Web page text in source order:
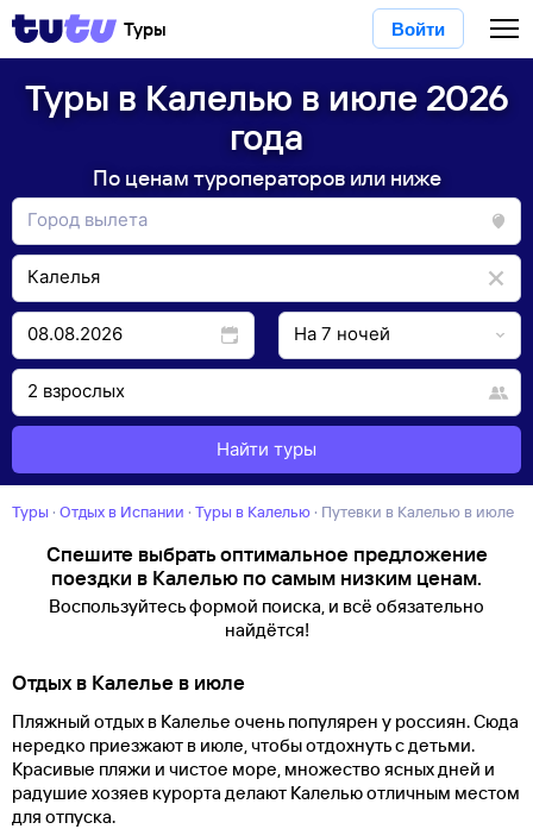
Туры Войти
Туры в Калелью в июле 2026
года
По ценам туроператоров или ниже
Найти туры
Туры · Отдых в Испании · Туры в Калелью · Путевки в Калелью в июле
Спешите выбрать оптимальное предложение
поездки в Калелью по самым низким ценам.
Воспользуйтесь формой поиска, и всё обязательно
найдётся!
Отдых в Калелье в июле
Пляжный отдых в Калелье очень популярен у россиян. Сюда
нередко приезжают в июле, чтобы отдохнуть с детьми.
Красивые пляжи и чистое море, множество ясных дней и
радушие хозяев курорта делают Калелью отличным местом
для отпуска.